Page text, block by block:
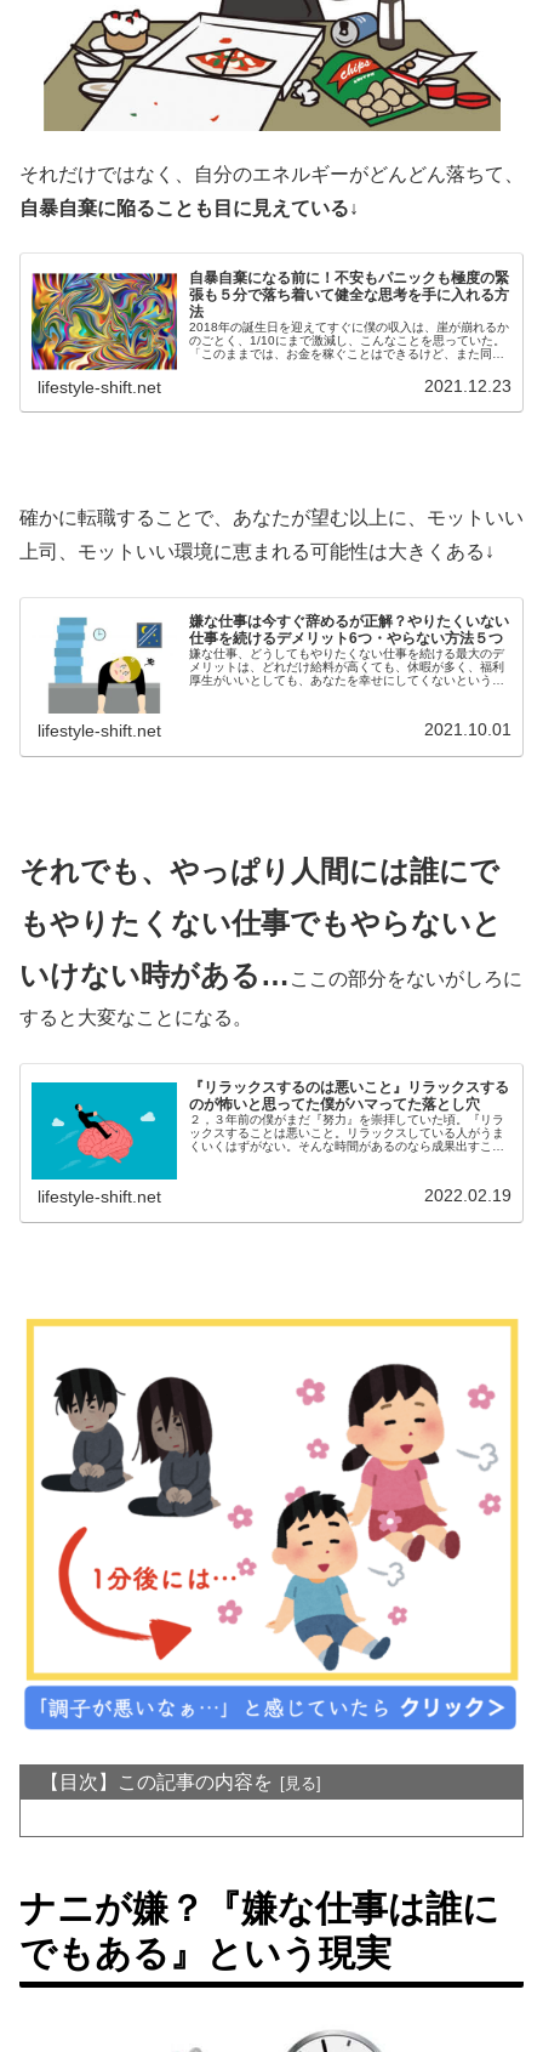
それだけではなく、自分のエネルギーがどんどん落ちて、
自暴自棄に陥ることも目に見えている↓
自暴自棄になる前に！不安もパニックも極度の緊
張も５分で落ち着いて健全な思考を手に入れる方
法
2018年の誕生日を迎えてすぐに僕の収入は、崖が崩れるか
のごとく、1/10にまで激減し、こんなことを思っていた。
「このままでは、お金を稼ぐことはできるけど、また同じ
lifestyle-shift.net 2021.12.23
確かに転職することで、あなたが望む以上に、モットいい
上司、モットいい環境に恵まれる可能性は大きくある↓
嫌な仕事は今すぐ辞めるが正解？やりたくいない
仕事を続けるデメリット6つ・やらない方法５つ
嫌な仕事、どうしてもやりたくない仕事を続ける最大のデ
メリットは、どれだけ給料が高くても、休暇が多く、福利
厚生がいいとしても、あなたを幸せにしてくないというこ
lifestyle-shift.net 2021.10.01
それでも、やっぱり人間には誰にで
もやりたくない仕事でもやらないと
いけない時がある… ここの部分をないがしろに
すると大変なことになる。
『リラックスするのは悪いこと』リラックスする
のが怖いと思ってた僕がハマってた落とし穴
２，３年前の僕がまだ『努力』を崇拝していた頃。『リラ
ックスすることは悪いこと。リラックスしている人がうま
くいくはずがない。そんな時間があるのなら成果出すこと
lifestyle-shift.net 2022.02.19
【目次】この記事の内容を
ナニが嫌？『嫌な仕事は誰に
でもある』という現実